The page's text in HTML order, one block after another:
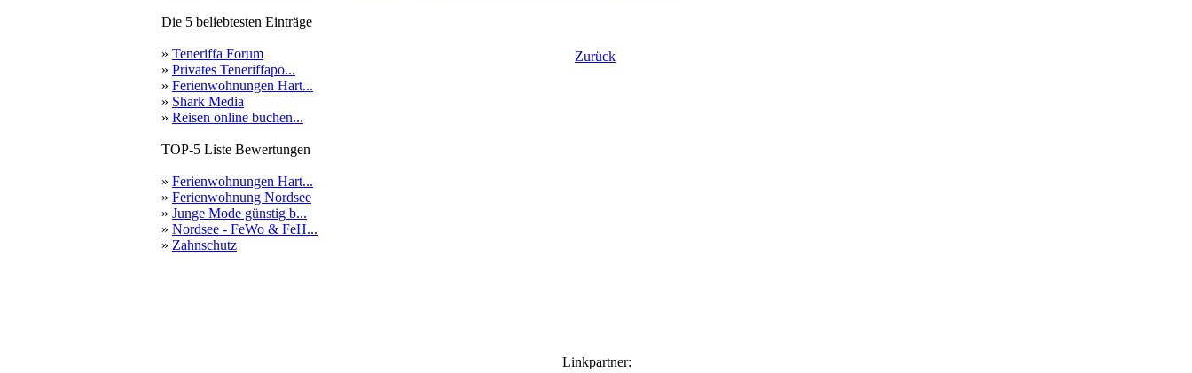
Die 5 beliebtesten Einträge
» Teneriffa Forum
» Privates Teneriffapo...
» Ferienwohnungen Hart...
» Shark Media
» Reisen online buchen...
TOP-5 Liste Bewertungen
» Ferienwohnungen Hart...
» Ferienwohnung Nordsee
» Junge Mode günstig b...
» Nordsee - FeWo & FeH...
» Zahnschutz
Zurück
Linkpartner: